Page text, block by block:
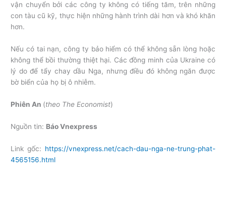
vận chuyển bởi các công ty không có tiếng tăm, trên những
con tàu cũ kỹ, thực hiện những hành trình dài hơn và khó khăn
hơn.
Nếu có tai nạn, công ty bảo hiểm có thể không sẵn lòng hoặc
không thể bồi thường thiệt hại. Các đồng minh của Ukraine có
lý do để tẩy chay dầu Nga, nhưng điều đó không ngăn được
bờ biển của họ bị ô nhiễm.
Phiên An (theo The Economist)
Nguồn tin: Báo Vnexpress
Link gốc: https://vnexpress.net/cach-dau-nga-ne-trung-phat-
4565156.html